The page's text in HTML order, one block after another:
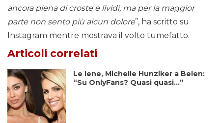
ancora piena di croste e lividi, ma per la maggior
parte non sento più alcun dolore”, ha scritto su
Instagram mentre mostrava il volto tumefatto.
Articoli correlati
Le Iene, Michelle Hunziker a Belen:
“Su OnlyFans? Quasi quasi…”